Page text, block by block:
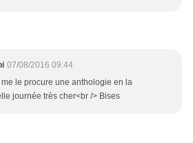
07/08/2016 09:44
me le procure une anthologie en la
journée très cher<br /> Bises